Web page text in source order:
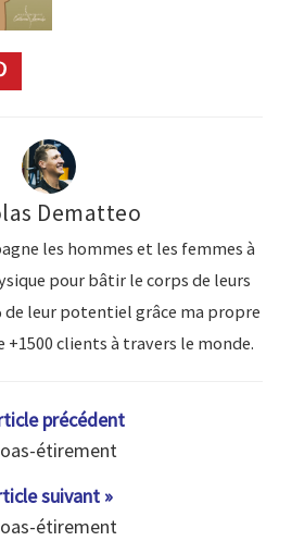
Dematteo
les hommes et les femmes à
pour bâtir le corps de leurs
de leur potentiel grâce ma propre
+1500 clients à travers le monde.
précédent
étirement
suivant »
étirement